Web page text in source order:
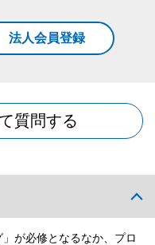
法人会員登録
質問する
が必修となるなか、プロ